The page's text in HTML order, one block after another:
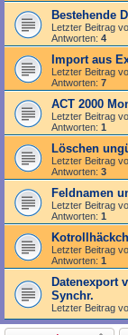
Bestehende
Letzter Beitrag
Antworten: 4
Import aus
Letzter Beitrag
Antworten: 7
ACT 2000
Letzter Beitrag
Antworten: 1
Löschen
Letzter Beitrag
Antworten: 3
Feldnamen
Letzter Beitrag
Antworten: 1
Letzter Beitrag
Antworten: 1
Datenexport
Synchr.
Letzter Beitrag